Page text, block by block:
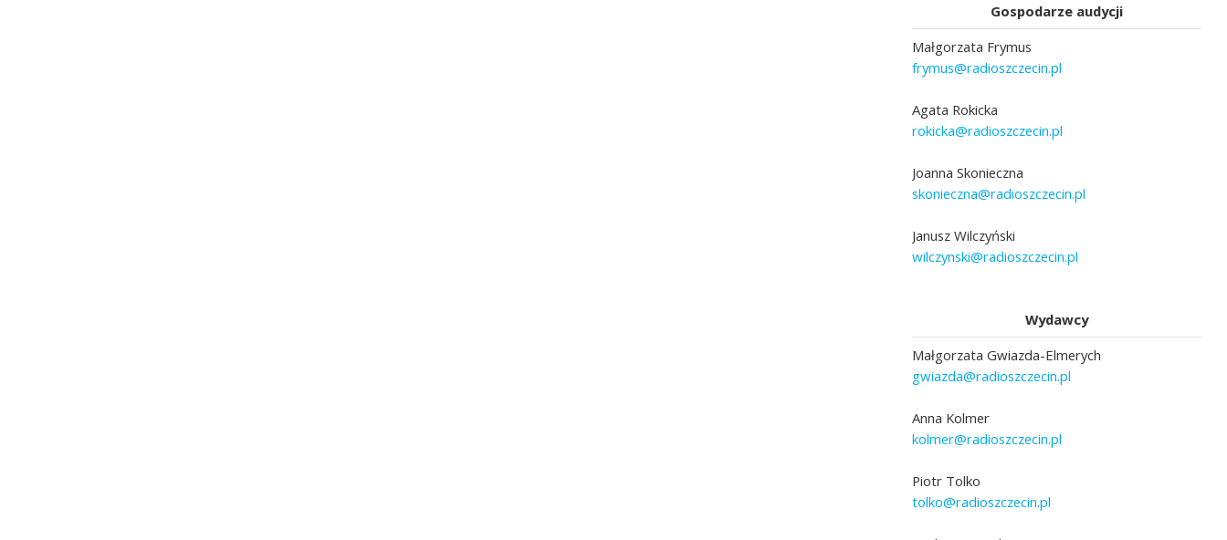
Gospodarze audycji
Małgorzata Frymus
frymus@radioszczecin.pl
Agata Rokicka
rokicka@radioszczecin.pl
Joanna Skonieczna
skonieczna@radioszczecin.pl
Janusz Wilczyński
wilczynski@radioszczecin.pl
Wydawcy
Małgorzata Gwiazda-Elmerych
gwiazda@radioszczecin.pl
Anna Kolmer
kolmer@radioszczecin.pl
Piotr Tolko
tolko@radioszczecin.pl